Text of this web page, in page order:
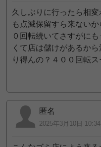
久しぶりに行ったら相
も点滅保留すら来ない
０回転続いてさすがに
くて店は儲けがあるか
り得んの？４００回転
匿名
2025年3月10日